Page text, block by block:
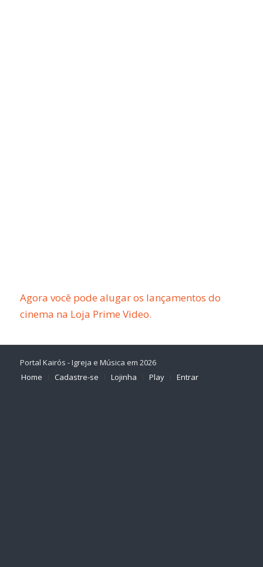
Agora você pode alugar os lançamentos do
cinema na Loja Prime Video.
Portal Kairós - Igreja e Música em 2026
Home
Cadastre-se Lojinha Play Entrar